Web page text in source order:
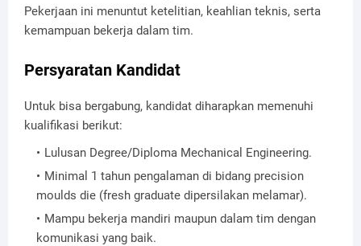
Pekerjaan ini menuntut ketelitian, keahlian teknis, serta
kemampuan bekerja dalam tim.
Persyaratan Kandidat
Untuk bisa bergabung, kandidat diharapkan memenuhi
kualifikasi berikut:
Lulusan Degree/Diploma Mechanical Engineering.
Minimal 1 tahun pengalaman di bidang precision
moulds die (fresh graduate dipersilakan melamar).
Mampu bekerja mandiri maupun dalam tim dengan
komunikasi yang baik.